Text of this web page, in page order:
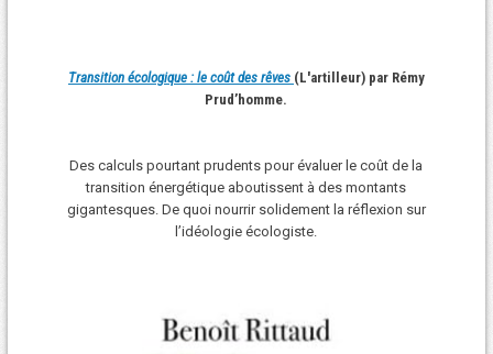
Transition écologique : le coût des rêves (L'artilleur) par Rémy
Prud’homme.
Des calculs pourtant prudents pour évaluer le coût de la
transition énergétique aboutissent à des montants
gigantesques. De quoi nourrir solidement la réflexion sur
l’idéologie écologiste.